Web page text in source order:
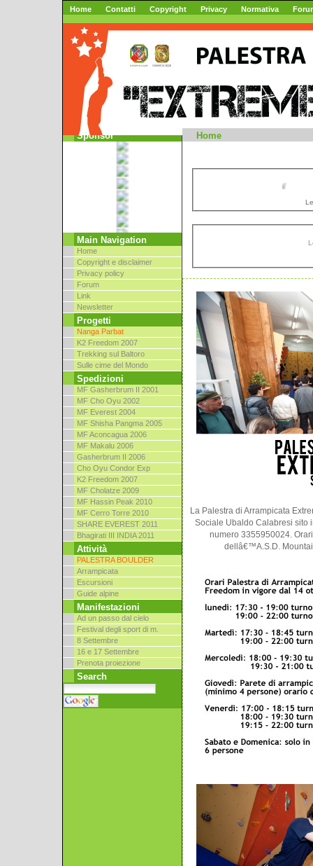
Home Contatti Copyright Privacy Normativa
Sponsor
Main Navigation
Home
Copyright e disclaimer
Privacy policy
Forum
Link
Newsletter
Progetti
Nanga Parbat
K2 Freedom 2007
Trekking sul Baltoro
Sulle cime del Mondo
Spedizioni
MF Gasherbrum II 2001
MF Cho Oyu 2002
MF Everest 2004
MF Shisha Pangma 2005
MF Aconcagua 2006
MF Makalu 2006
Gasherbrum II 2006
Cho Oyu Condor Exp
K2 Freedom 2007
MF Cholatze 2009
MF Hassin Peak 2010
MF Cerro Torre 2010
SHARE EVEREST 2011
Bhagirati III INDIA 2011
Attività
PALESTRA BOULDER
Arrampicata
Escursioni
Guide alpine
Manifestazioni
Ad un passo dal cielo
Festival degli sport di m.
8 Settembre
16 e 17 Settembre
Prenota proiezione
Search
Home
La Palestra di Arrampicata
Sociale Ubaldo Calabresi sito
numero 3355950024.
dellâ€™A.S.D.